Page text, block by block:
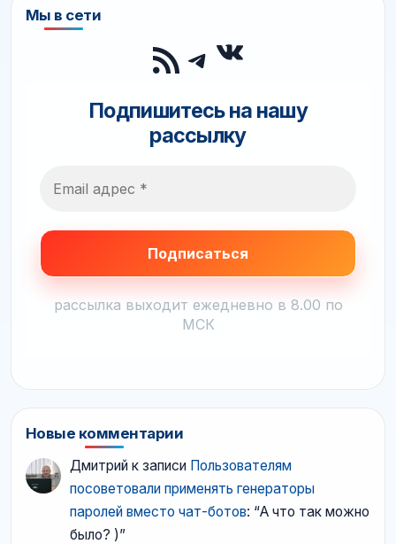
Мы в сети
RSS-лента
Telegram
ВКонтакте
Подпишитесь на нашу
рассылку
рассылка выходит ежедневно в 8.00 по
МСК
Новые комментарии
Дмитрий к записи Пользователям
посоветовали применять генераторы
паролей вместо чат-ботов: “А что так можно
было? )”